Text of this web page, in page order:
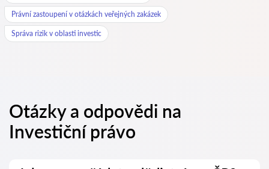
Právní zastoupení v otázkách veřejných zakázek
Správa rizik v oblasti investic
Otázky a odpovědi na
Investiční právo